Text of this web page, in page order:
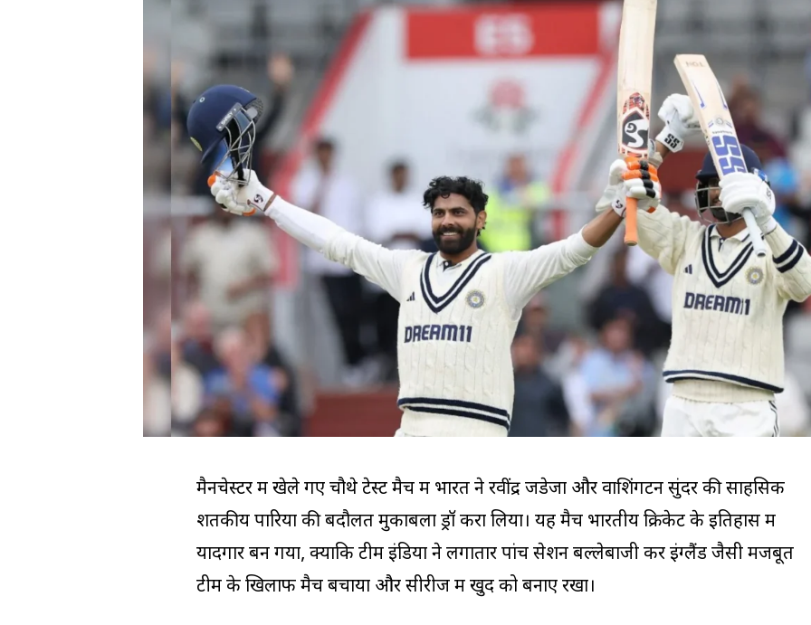
मैनचेस्टर में खेले गए चौथे टेस्ट मैच में भारत ने रवींद्र जडेजा और वाशिंगटन सुंदर की साहसिक
शतकीय पारियों की बदौलत मुकाबला ड्रॉ करा लिया। यह मैच भारतीय क्रिकेट के इतिहास में
यादगार बन गया, क्योंकि टीम इंडिया ने लगातार पांच सेशन बल्लेबाजी कर इंग्लैंड जैसी मजबूत
टीम के खिलाफ मैच बचाया और सीरीज में खुद को बनाए रखा।